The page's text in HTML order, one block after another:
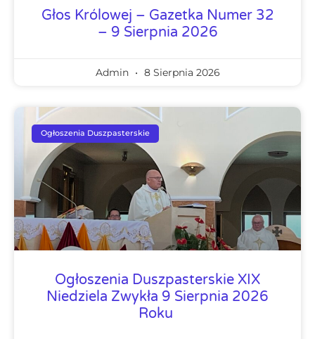
Głos Królowej – Gazetka Numer 32
– 9 Sierpnia 2026
Admin 8 Sierpnia 2026
Ogłoszenia Duszpasterskie
Ogłoszenia Duszpasterskie XIX
Niedziela Zwykła 9 Sierpnia 2026
Roku